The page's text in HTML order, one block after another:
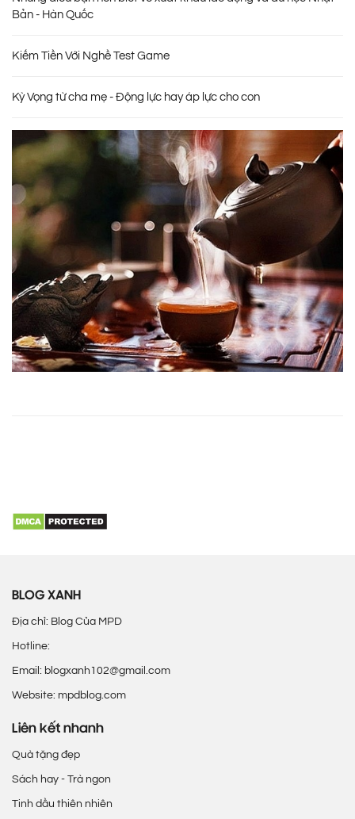
Bản - Hàn Quốc
Kiếm Tiền Với Nghề Test Game
Kỳ Vọng từ cha mẹ - Động lực hay áp lực cho con
BLOG XANH
Địa chỉ: Blog Của MPD
Hotline:
Email: blogxanh102@gmail.com
Website: mpdblog.com
Liên kết nhanh
Quà tặng đẹp
Sách hay - Trà ngon
Tinh dầu thiên nhiên